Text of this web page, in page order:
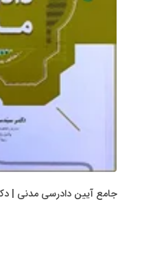
جامع آیین دادرسی مدنی |